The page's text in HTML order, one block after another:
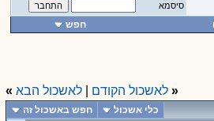
סיסמא
חפש
« לאשכול הקודם לאשכול הבא »
כלי אשכול חפש באשכול זה